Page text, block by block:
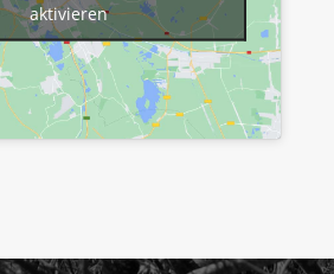
aktivieren